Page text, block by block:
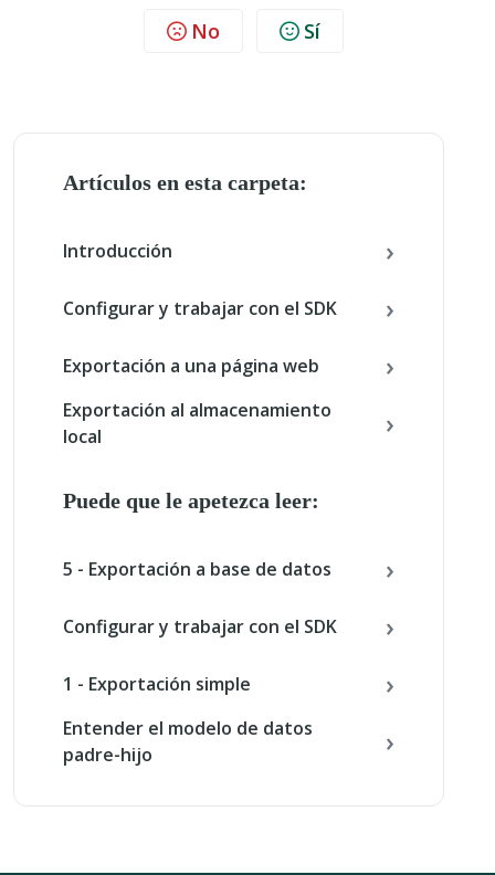
No Sí
Artículos en esta carpeta:
Introducción
Configurar y trabajar con el SDK
Exportación a una página web
Exportación al almacenamiento
local
Puede que le apetezca leer:
5 - Exportación a base de datos
Configurar y trabajar con el SDK
1 - Exportación simple
Entender el modelo de datos
padre-hijo